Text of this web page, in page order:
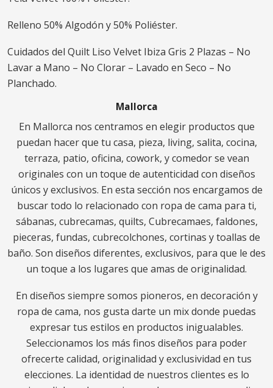
Relleno 50% Algodón y 50% Poliéster.
Cuidados del Quilt Liso Velvet Ibiza Gris 2 Plazas – No
Lavar a Mano – No Clorar – Lavado en Seco – No
Planchado.
Mallorca
En Mallorca nos centramos en elegir productos que
puedan hacer que tu casa, pieza, living, salita, cocina,
terraza, patio, oficina, cowork, y comedor se vean
originales con un toque de autenticidad con diseños
únicos y exclusivos. En esta sección nos encargamos de
buscar todo lo relacionado con ropa de cama para ti,
sábanas, cubrecamas, quilts, Cubrecamaes, faldones,
pieceras, fundas, cubrecolchones, cortinas y toallas de
baño. Son diseños diferentes, exclusivos, para que le des
un toque a los lugares que amas de originalidad.
En diseños siempre somos pioneros, en decoración y
ropa de cama, nos gusta darte un mix donde puedas
expresar tus estilos en productos inigualables.
Seleccionamos los más finos diseños para poder
ofrecerte calidad, originalidad y exclusividad en tus
elecciones. La identidad de nuestros clientes es lo